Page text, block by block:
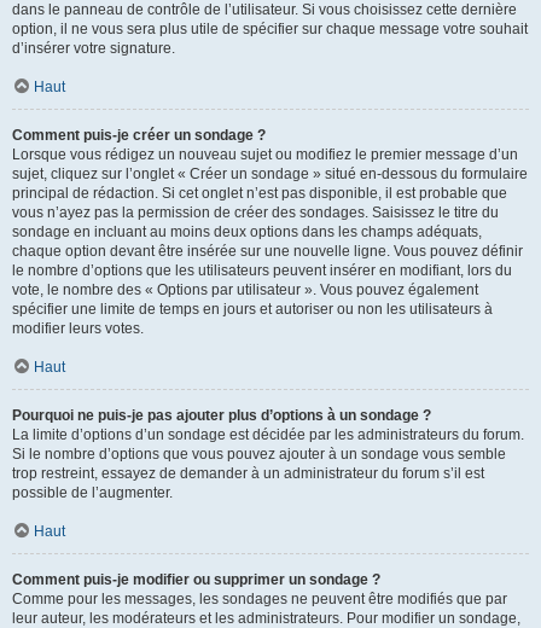
dans le panneau de contrôle de l’utilisateur. Si vous choisissez cette dernière
option, il ne vous sera plus utile de spécifier sur chaque message votre souhait
d’insérer votre signature.
Haut
Comment puis-je créer un sondage ?
Lorsque vous rédigez un nouveau sujet ou modifiez le premier message d’un
sujet, cliquez sur l’onglet « Créer un sondage » situé en-dessous du formulaire
principal de rédaction. Si cet onglet n’est pas disponible, il est probable que
vous n’ayez pas la permission de créer des sondages. Saisissez le titre du
sondage en incluant au moins deux options dans les champs adéquats,
chaque option devant être insérée sur une nouvelle ligne. Vous pouvez définir
le nombre d’options que les utilisateurs peuvent insérer en modifiant, lors du
vote, le nombre des « Options par utilisateur ». Vous pouvez également
spécifier une limite de temps en jours et autoriser ou non les utilisateurs à
modifier leurs votes.
Haut
Pourquoi ne puis-je pas ajouter plus d’options à un sondage ?
La limite d’options d’un sondage est décidée par les administrateurs du forum.
Si le nombre d’options que vous pouvez ajouter à un sondage vous semble
trop restreint, essayez de demander à un administrateur du forum s’il est
possible de l’augmenter.
Haut
Comment puis-je modifier ou supprimer un sondage ?
Comme pour les messages, les sondages ne peuvent être modifiés que par
leur auteur, les modérateurs et les administrateurs. Pour modifier un sondage,